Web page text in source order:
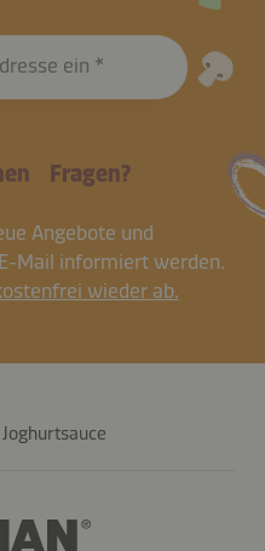
ein
Fragen?
Angebote und
Mail informiert werden.
wieder ab.